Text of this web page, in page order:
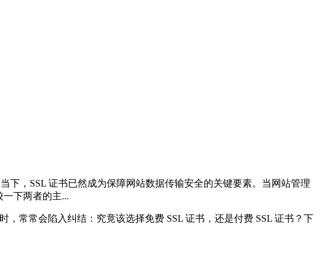
，SSL 证书已然成为保障网站数据传输安全的关键要素。当网站管理
一下两者的主...
常常会陷入纠结：究竟该选择免费 SSL 证书，还是付费 SSL 证书？下